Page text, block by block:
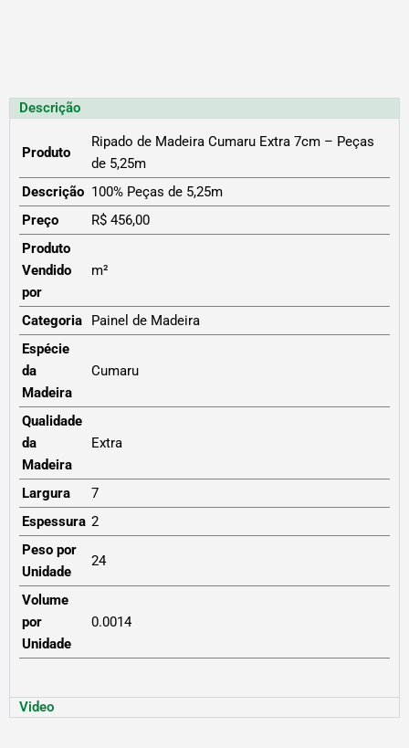
Descrição
Produto
Ripado de Madeira Cumaru Extra 7cm – Peças
de 5,25m
Descrição 100% Peças de 5,25m
Preço
R$ 456,00
Produto
Vendido
por
m²
Categoria
Painel de Madeira
Espécie
da
Madeira
Cumaru
Qualidade
da
Madeira
Extra
Largura
7
Espessura 2
Peso por
Unidade
24
Volume
por
Unidade
0.0014
Video